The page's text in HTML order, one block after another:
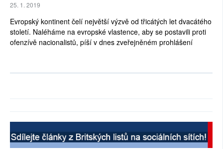
25. 1. 2019
Evropský kontinent čelí největší výzvě od třicátých let dvacátého
století. Naléháme na evropské vlastence, aby se postavili proti
ofenzívě nacionalistů, píší v dnes zveřejněném prohlášení